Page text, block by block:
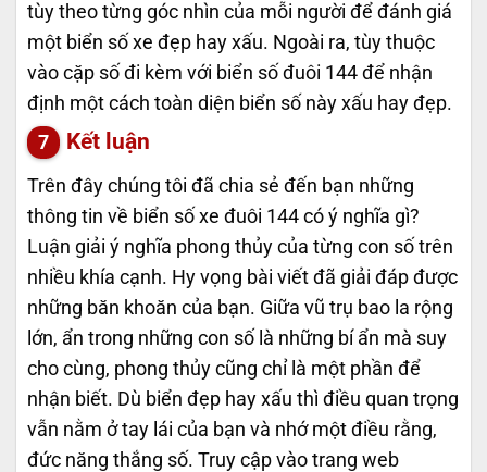
tùy theo từng góc nhìn của mỗi người để đánh giá
một biển số xe đẹp hay xấu. Ngoài ra, tùy thuộc
vào cặp số đi kèm với biển số đuôi 144 để nhận
định một cách toàn diện biển số này xấu hay đẹp.
Kết luận
Trên đây chúng tôi đã chia sẻ đến bạn những
thông tin về biển số xe đuôi 144 có ý nghĩa gì?
Luận giải ý nghĩa phong thủy của từng con số trên
nhiều khía cạnh. Hy vọng bài viết đã giải đáp được
những băn khoăn của bạn. Giữa vũ trụ bao la rộng
lớn, ẩn trong những con số là những bí ẩn mà suy
cho cùng, phong thủy cũng chỉ là một phần để
nhận biết. Dù biển đẹp hay xấu thì điều quan trọng
vẫn nằm ở tay lái của bạn và nhớ một điều rằng,
đức năng thắng số. Truy cập vào trang web